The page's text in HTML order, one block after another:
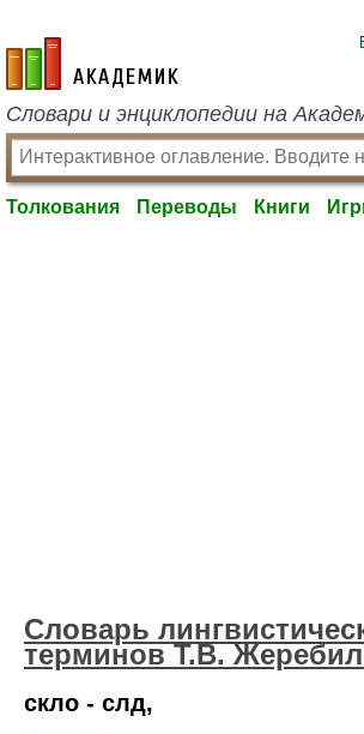
academic.ru
Словари и энциклопедии на
Толкования Переводы Книги
Словарь
терминов Т.В.
скло - слд,